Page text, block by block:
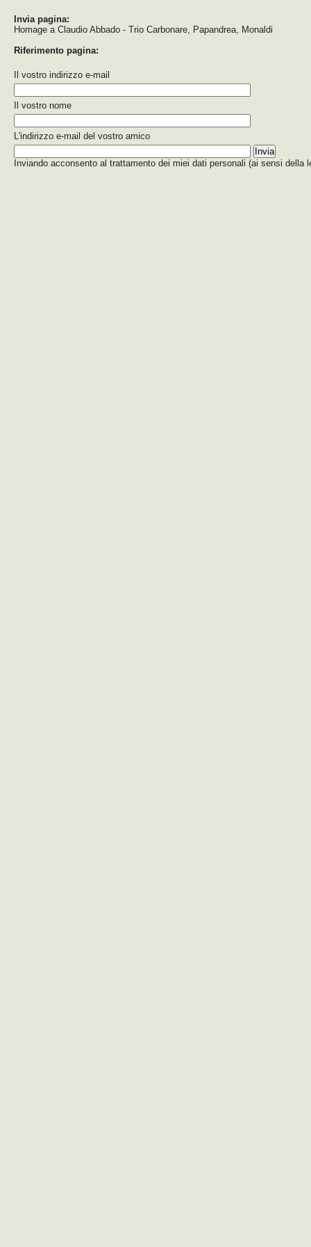
Invia pagina:
Homage a Claudio Abbado - Trio Carbonare, Papandrea, Monaldi
Riferimento pagina:
Il vostro indirizzo e-mail
Il vostro nome
L'indirizzo e-mail del vostro amico
Inviando acconsento al trattamento dei miei dati personali (ai sensi della